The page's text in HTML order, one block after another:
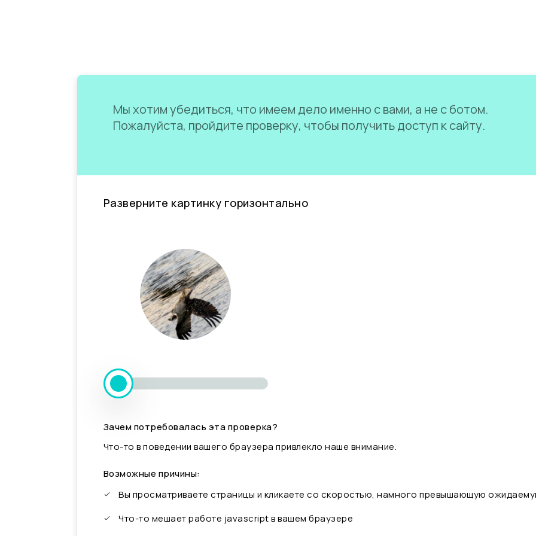
Мы хотим убедиться, что имеем дело именно с вами, а не с ботом.
Пожалуйста, пройдите проверку, чтобы получить доступ к сайту.
Разверните картинку горизонтально
Зачем потребовалась эта проверка?
Что-то в поведении вашего браузера привлекло наше внимание.
Возможные причины:
Вы просматриваете страницы и кликаете со скоростью, намного превышающую
Что-то мешает работе javascript в вашем браузере